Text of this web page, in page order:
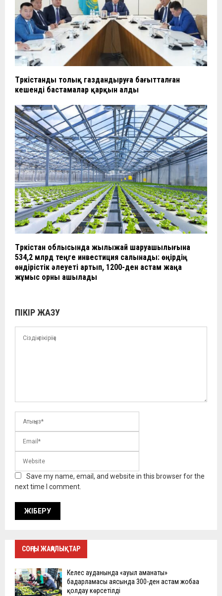
Түркістанды толық газдандыруға бағытталған
кешенді бастамалар қарқын алды
Түркістан облысында жылыжай шаруашылығына
534,2 млрд теңге инвестиция салынады: өңірдің
өндірістік әлеуеті артып, 1200-ден астам жаңа
жұмыс орны ашылады
ПІКІР ЖАЗУ
Save my name, email, and website in this browser for the
next time I comment.
СОҢҒЫ ЖАҢАЛЫҚТАР
Келес ауданында «ауыл аманаты»
бағдарламасы аясында 300-ден астам жобаға
қолдау көрсетілді